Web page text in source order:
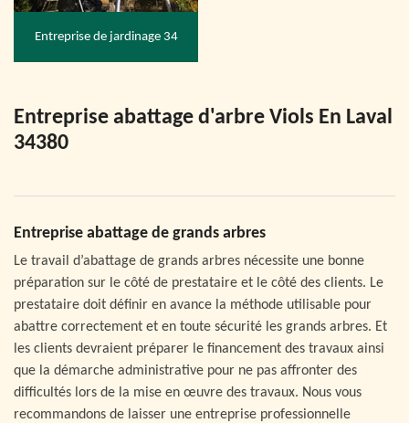
Entreprise de jardinage 34
Entreprise abattage d'arbre Viols En Laval
34380
Entreprise abattage de grands arbres
Le travail d’abattage de grands arbres nécessite une bonne
préparation sur le côté de prestataire et le côté des clients. Le
prestataire doit définir en avance la méthode utilisable pour
abattre correctement et en toute sécurité les grands arbres. Et
les clients devraient préparer le financement des travaux ainsi
que la démarche administrative pour ne pas affronter des
difficultés lors de la mise en œuvre des travaux. Nous vous
recommandons de laisser une entreprise professionnelle